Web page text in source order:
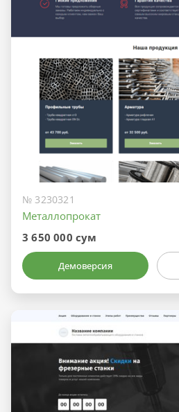
№ 3230321
Металлопрокат
3 650 000 сум
Демоверсия